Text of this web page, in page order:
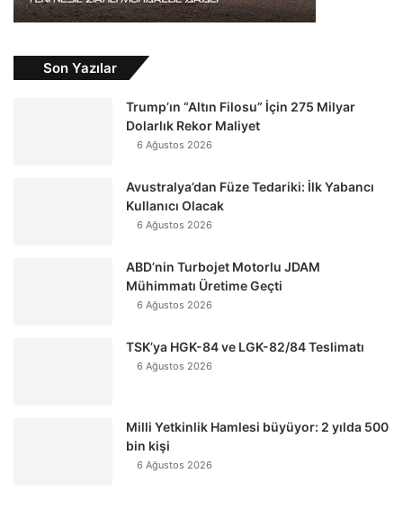
Son Yazılar
Trump’ın “Altın Filosu” İçin 275 Milyar
Dolarlık Rekor Maliyet
6 Ağustos 2026
Avustralya’dan Füze Tedariki: İlk Yabancı
Kullanıcı Olacak
6 Ağustos 2026
ABD’nin Turbojet Motorlu JDAM
Mühimmatı Üretime Geçti
6 Ağustos 2026
TSK’ya HGK-84 ve LGK-82/84 Teslimatı
6 Ağustos 2026
Milli Yetkinlik Hamlesi büyüyor: 2 yılda 500
bin kişi
6 Ağustos 2026